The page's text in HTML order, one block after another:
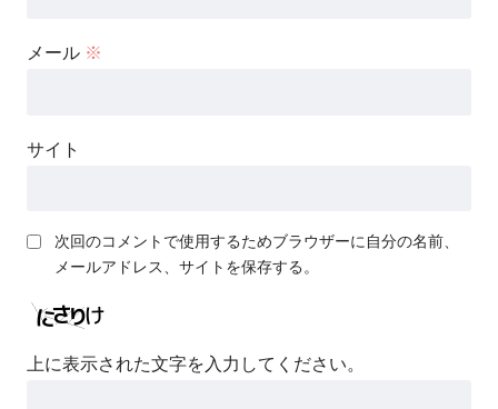
メール ※
サイト
次回のコメントで使用するためブラウザーに自分の名前、
メールアドレス、サイトを保存する。
上に表示された文字を入力してください。